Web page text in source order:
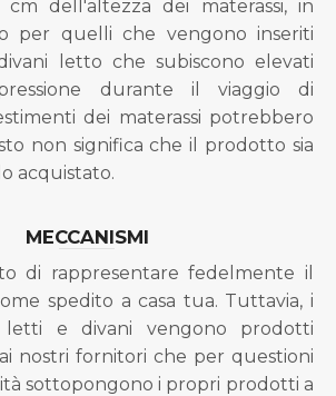
cm dell'altezza dei materassi, in
per quelli che vengono inseriti
letto che subiscono elevati
durante il viaggio di
dei materassi potrebbero
non significa che il prodotto sia
acquistato.
MECCANISMI
di rappresentare fedelmente il
spedito a casa tua. Tuttavia, i
letti e divani vengono prodotti
nostri fornitori che per questioni
sottopongono i propri prodotti a